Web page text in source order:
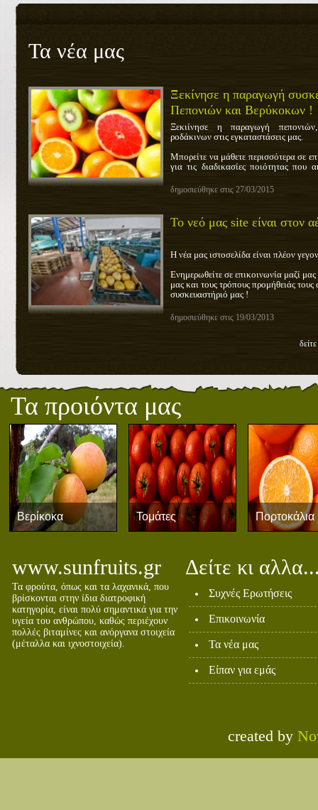
Τα νέα μας
Ξεκίνησε η παραγωγή
Πεπονιών και Βερύκοκων !
Ξεκιίνησε η παραγωγή
ροδάκινων στις εγκαταστάσεις μας.
Μπορείτε να μάθετε περισσότερα σε
για τις διαδικασίες ποιότητας που
δημοσιεύθηκε στις 27/03/2015
Το νεό μας site είναι στον
Η νέα μας ιστοσελίδα είναι πλέον
Ενημερωθείτε σε επικοινωνία μαζί
μας και τους τρόπους προμήθειάς τους
συσκευαστήριό μας !
Δείτε τις εγκαταστάσεις μας και
Μηλίνης & Δ. Μηλίνης Ο.Ε.
Είμαστε στη διάθεσή σας για
δημοσιεύθηκε στις 19/03/2013
Τα προιόντα μας
Βερίκοκα Τομάτες Πορτοκάλια
www.sunfruits.gr
Τα φρούτα, όπως και τα λαχανικά, που
βρίσκονται στην ίδια διατροφική
κατηγορία, είναι πολύ σημαντικά για την
υγεία του ανθρώπου, καθώς περιέχουν
πολλές βιταμίνες και ανόργανα στοιχεία
(μέταλλα και ιχνοστοιχεία).
Δείτε κι
Συχνές Ερωτήσεις
Επικοινωνία
Τα νέα μας
Είπαν για εμάς
created by